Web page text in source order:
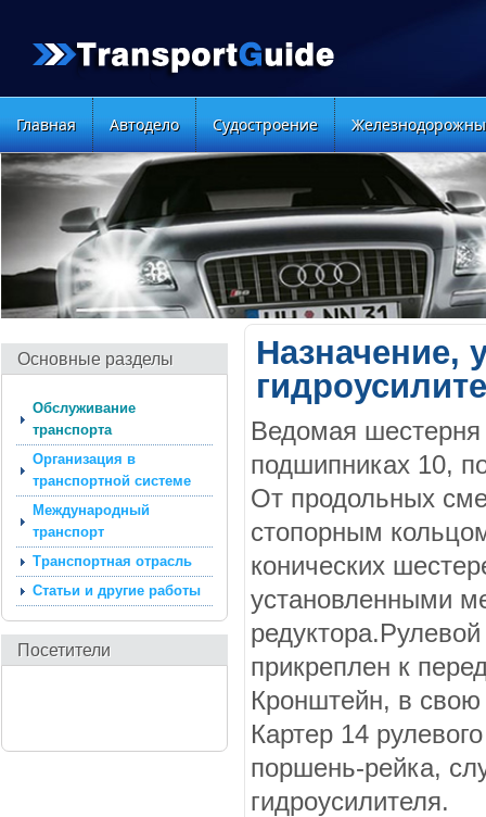
Главная Автодело Судостроение
Основные разделы
Обслуживание
транспорта
Организация в
транспортной cистеме
Международный
транспорт
Транспортная отрасль
Статьи и другие работы
Посетители
Назначение,
Ведомая
подшипниках 10,
От продоль­ных
стопорным
конических
установленными
прикреплен к
Кронштейн, в
Картер 14
поршень-рейка,
гидро­усилителя.